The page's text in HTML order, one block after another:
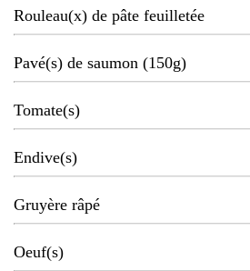
Rouleau(x) de pâte feuilletée
Pavé(s) de saumon (150g)
Tomate(s)
Endive(s)
Gruyère râpé
Oeuf(s)